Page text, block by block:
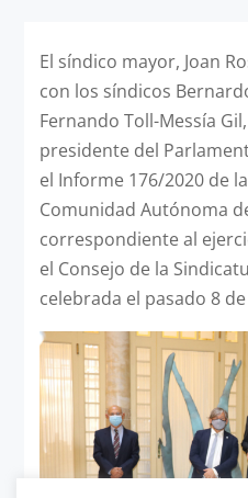
El síndico mayor, Joan
con los síndicos
Fernando Toll-Messía
presidente del
el Informe 176/2020 de
Comunidad Autónoma
correspondiente al
el Consejo de la
celebrada el pasado 8